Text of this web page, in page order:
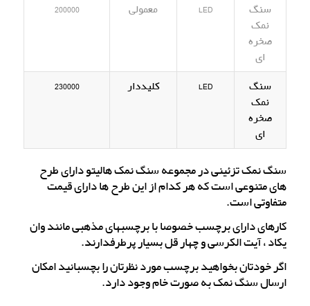
سنگ
نمک
صخره
ای
LED معمولی 200000
سنگ
نمک
صخره
ای
LED کلیددار 230000
سنگ نمک تزئینی در مجموعه سنگ نمک هالیتو دارای طرح
های متنوعی است که هر کدام از این طرح ها دارای قیمت
متفاوتی است.
کارهای دارای برچسب خصوصا با برچسبهای مذهبی مانند وان
یکاد ، آیت الکرسی و چهار قل بسیار پرطرفدارند.
اگر خودتان بخواهید برچسب مورد نظرتان را بچسبانید امکان
ارسال سنگ نمک به صورت خام وجود دارد.